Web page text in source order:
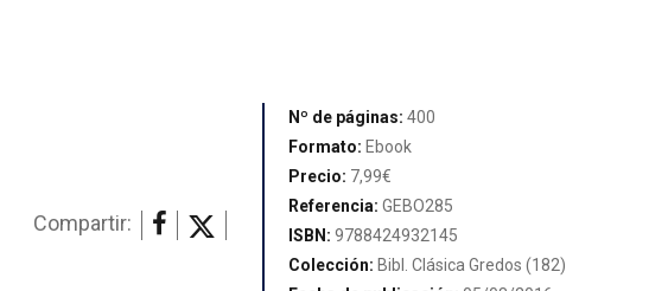
Nº de páginas:400
Formato: Ebook
Precio: 7,99€
Referencia:GEBO285
ISBN:9788424932145
Colección: Bibl. Clásica Gredos (182)
Compartir: